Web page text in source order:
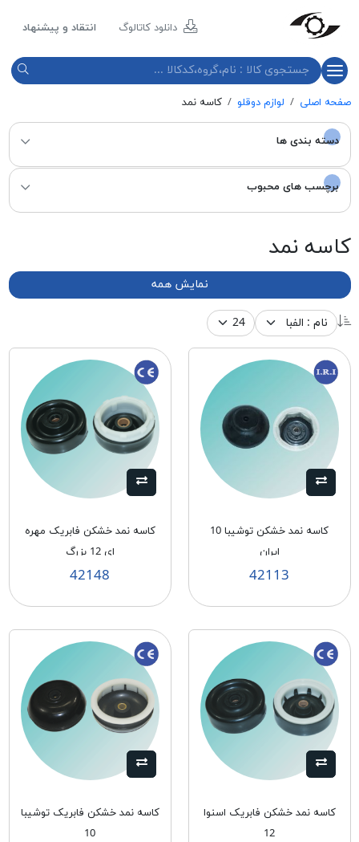
دانلود کاتالوگ انتقاد و پیشنهاد
صفحه اصلی لوازم دوقلو کاسه نمد
دسته بندی ها
برچسب های محبوب
کاسه نمد
نمایش همه
کاسه نمد خشکن توشیبا 10
ایران
42113
کاسه نمد خشکن فابریک مهره
ای 12 بزرگ
42148
کاسه نمد خشکن فابریک اسنوا
12
کاسه نمد خشکن فابریک توشیبا
10